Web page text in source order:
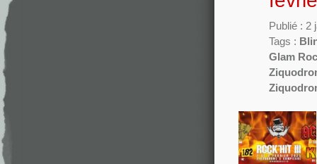
Publié : 2
Tags :
Glam